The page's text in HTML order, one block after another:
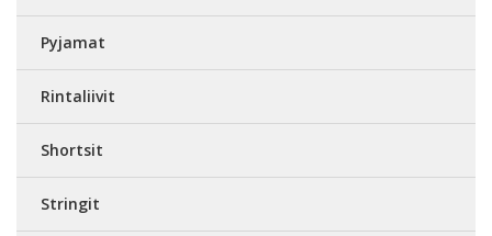
Pyjamat
Rintaliivit
Shortsit
Stringit